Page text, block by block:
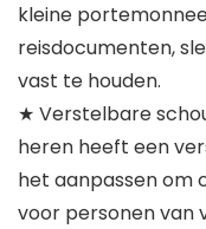
kleine
reisdocumenten,
vast te houden.
★ Verstelbare
heren heeft een
het aanpassen om
voor personen van